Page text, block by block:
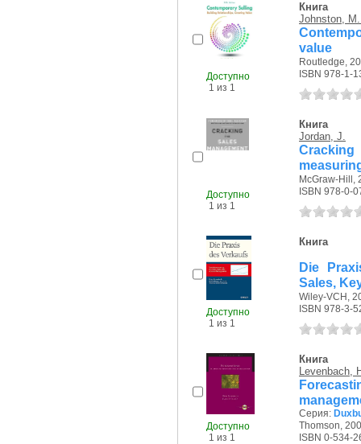
Доступно
1 из 1
Книга
Johnston,
value
Routledge,
ISBN 978-1-
Доступно
1 из 1
Книга
Jordan, J.
McGraw-Hill,
ISBN 978-0-
Доступно
1 из 1
Книга
Die
Sales,
Wiley-VCH,
ISBN 978-3-
Доступно
1 из 1
Книга
Levenbach,
Серия:
Thomson,
ISBN 0-534-